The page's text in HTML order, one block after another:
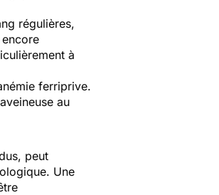
régulières,
à
ferriprive.
au
peut
Une